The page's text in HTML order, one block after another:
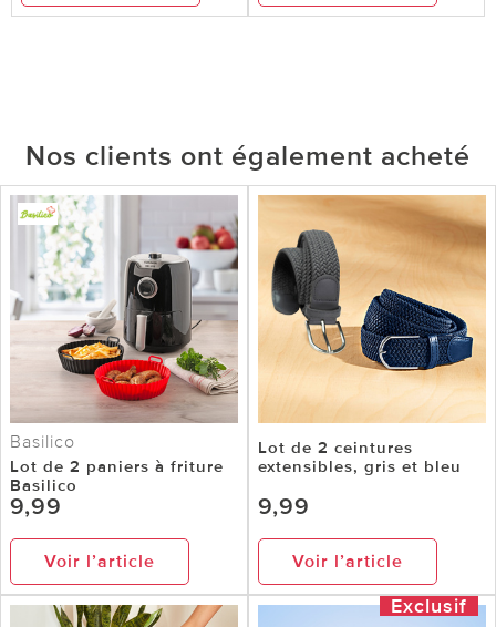
Nos clients ont également acheté
Basilico
Lot de 2 paniers à friture
Basilico
9,99
Voir l’article
Lot de 2 ceintures
extensibles, gris et bleu
9,99
Voir l’article
Exclusif